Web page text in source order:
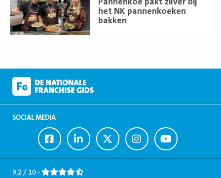
het NK pannenkoeken
bakken
SOCIAL MEDIA
Ga
naar
Facebook
Ga
naar
LinkedIn
Ga
naar
Twitter
Ga
naar
Instagram
Ga
naar
Youtube
9,2 / 10 -